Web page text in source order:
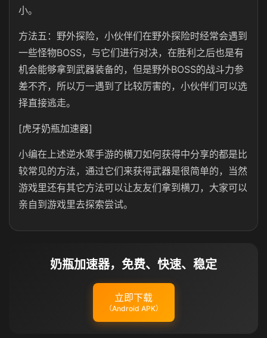
小。
方法五：野外探险，小伙伴们在野外探险时经常会遇到
一些怪物BOSS，与它们进行对决，在胜利之后也是有
机会能够拿到武器装备的，但是野外BOSS的战斗力参
差不齐，所以万一遇到了比较厉害的，小伙伴们可以选
择直接逃走。
[虎牙奶瓶加速器]
小编在上述逆水寒手游的横刀如何获得中分享的都是比
较常见的方法，通过它们来获得武器是很简单的，当然
游戏里还有其它方法可以让友友们拿到横刀，大家可以
亲自到游戏里去探索尝试。
奶瓶加速器，免费、快速、稳定
立即下载
（Android APK）